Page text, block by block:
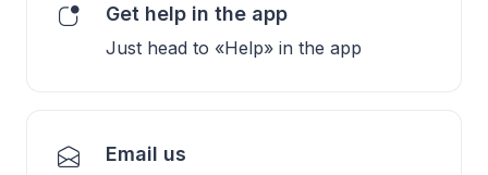
Get help in the app
Just head to «Help» in the app
Email us